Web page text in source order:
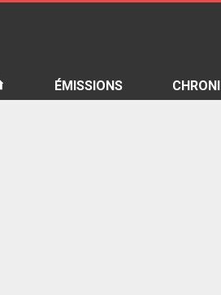
ÉMISSIONS